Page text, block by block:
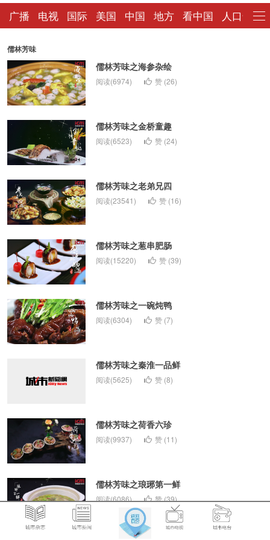
广播 电视 国际 美国 中国 地方 看中国 人口普查
儒林芳味
儒林芳味之海参杂绘
阅读(6974) 赞 (26)
儒林芳味之金桥童趣
阅读(6523) 赞 (24)
儒林芳味之老弟兄四
阅读(23541) 赞 (16)
儒林芳味之葱串肥肠
阅读(15220) 赞 (39)
儒林芳味之一碗炖鸭
阅读(6304) 赞 (7)
儒林芳味之秦淮一品鲜
阅读(5625) 赞 (8)
儒林芳味之荷香六珍
阅读(9937) 赞 (11)
儒林芳味之琅琊第一鲜
阅读(6086) 赞 (39)